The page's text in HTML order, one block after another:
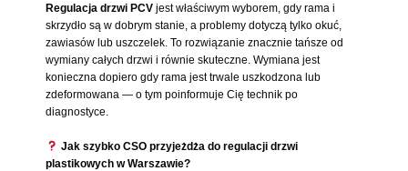
Regulacja drzwi PCV jest właściwym wyborem, gdy rama i
skrzydło są w dobrym stanie, a problemy dotyczą tylko okuć,
zawiasów lub uszczelek. To rozwiązanie znacznie tańsze od
wymiany całych drzwi i równie skuteczne. Wymiana jest
konieczna dopiero gdy rama jest trwale uszkodzona lub
zdeformowana — o tym poinformuje Cię technik po
diagnostyce.
Jak szybko CSO przyjeżdża do regulacji drzwi
plastikowych w Warszawie?